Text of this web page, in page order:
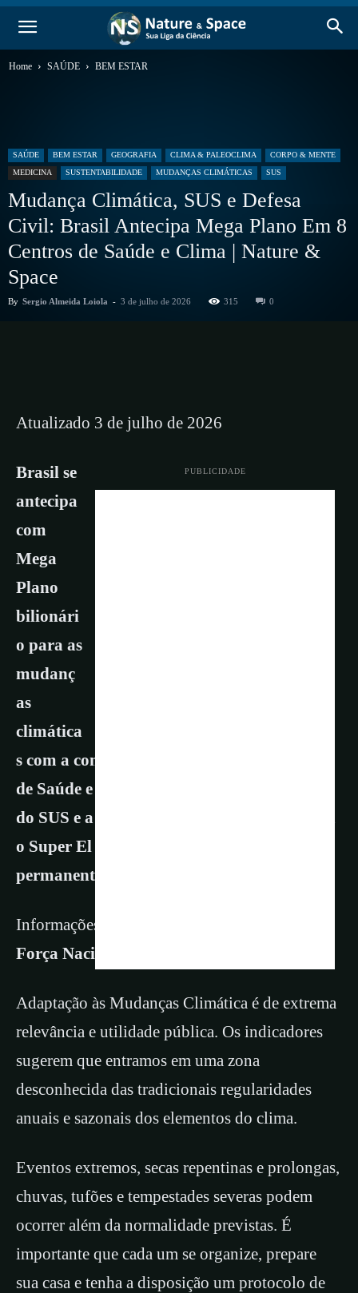
Home SAÚDE BEM ESTAR
SAÚDE BEM ESTAR GEOGRAFIA CLIMA & PALEOCLIMA
CORPO & MENTE
MEDICINA
SUSTENTABILIDADE MUDANÇAS CLIMÁTICAS SUS
Mudança Climática, SUS e Defesa
Civil: Brasil Antecipa Mega Plano Em 8
Centros de Saúde e Clima | Nature &
Space
By Sergio Almeida Loiola - 3 de julho de 2026 315 0
Atualizado 3 de julho de 2026
PUBLICIDADE
Brasil se
antecipa
com
Mega
Plano
bilionári
o para as
mudanç
as
climática
s com a construção de 8 Centros Regionais
de Saúde e Clima, unindo a Força Nacional
do SUS e a Defesa Civil, preparando-se para
o Super El Niño, e o que vier além, de forma
permanente.
Informações do
Força Nacional do SU
Adaptação às Mudanças Climática é de extrema
relevância e utilidade pública. Os indicadores
sugerem que entramos em uma zona
desconhecida das tradicionais regularidades
anuais e sazonais dos elementos do clima.
Eventos extremos, secas repentinas e prolongas,
chuvas, tufões e tempestades severas podem
ocorrer além da normalidade previstas. É
importante que cada um se organize, prepare
sua casa e tenha a disposição um protocolo de